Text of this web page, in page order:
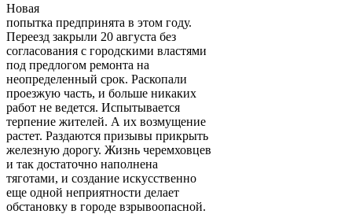
Новая
попытка предпринята в этом году.
Переезд закрыли 20 августа без
согласования с городскими властями
под предлогом ремонта на
неопределенный срок. Раскопали
проезжую часть, и больше никаких
работ не ведется. Испытывается
терпение жителей. А их возмущение
растет. Раздаются призывы прикрыть
железную дорогу. Жизнь черемховцев
и так достаточно наполнена
тяготами, и создание искусственно
еще одной неприятности делает
обстановку в городе взрывоопасной.